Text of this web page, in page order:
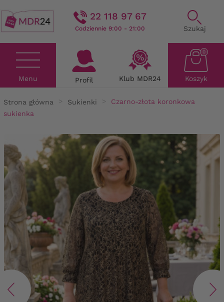
22 118 97 67
Codziennie 9:00 - 21:00 Szukaj
Menu Profil Klub MDR24 Koszyk
0
Strona główna Sukienki
Czarno-złota koronkowa
sukienka